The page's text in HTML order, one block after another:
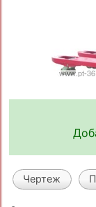
Чертеж